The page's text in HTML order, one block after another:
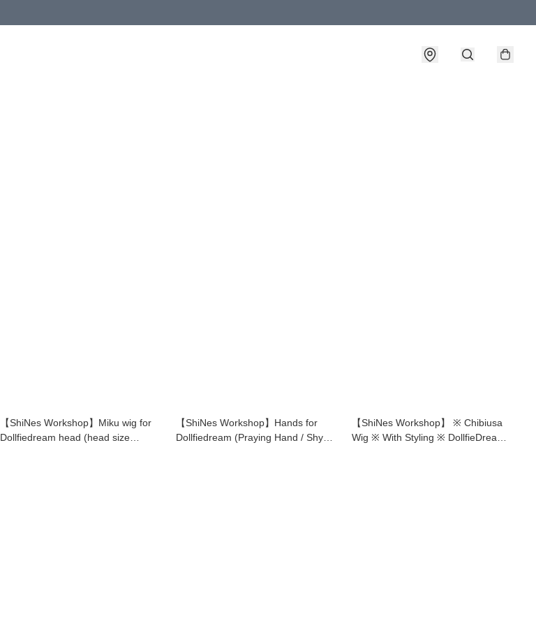
【ShiNes Workshop】Miku wig for
Dollfiedream head (head size
【ShiNes Workshop】Hands for
Dollfiedream (Praying Hand / Shy
【ShiNes Workshop】 ※ Chibiusa
Wig ※ With Styling ※ DollfieDream /